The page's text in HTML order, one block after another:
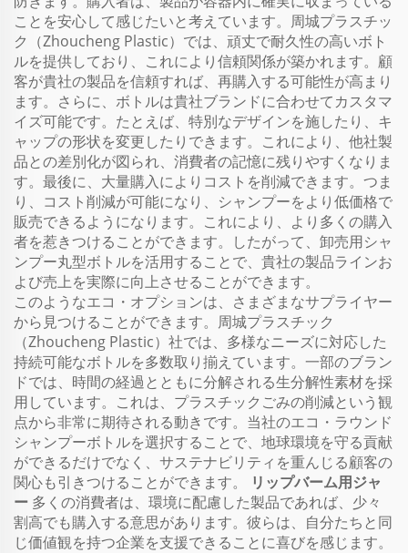
ことを安心して感じたいと考えています。周城プラスチッ
ク（Zhoucheng Plastic）では、頑丈で耐久性の高いボト
ルを提供しており、これにより信頼関係が築かれます。顧
客が貴社の製品を信頼すれば、再購入する可能性が高まり
ます。さらに、ボトルは貴社ブランドに合わせてカスタマ
イズ可能です。たとえば、特別なデザインを施したり、キ
ャップの形状を変更したりできます。これにより、他社製
品との差別化が図られ、消費者の記憶に残りやすくなりま
す。最後に、大量購入によりコストを削減できます。つま
り、コスト削減が可能になり、シャンプーをより低価格で
販売できるようになります。これにより、より多くの購入
者を惹きつけることができます。したがって、卸売用シャ
ンプー丸型ボトルを活用することで、貴社の製品ラインお
よび売上を実際に向上させることができます。
このようなエコ・オプションは、さまざまなサプライヤー
から見つけることができます。周城プラスチック
（Zhoucheng Plastic）社では、多様なニーズに対応した
持続可能なボトルを多数取り揃えています。一部のブラン
ドでは、時間の経過とともに分解される生分解性素材を採
用しています。これは、プラスチックごみの削減という観
点から非常に期待される動きです。当社のエコ・ラウンド
シャンプーボトルを選択することで、地球環境を守る貢献
ができるだけでなく、サステナビリティを重んじる顧客の
関心も引きつけることができます。
リップバーム用ジャ
ー 多くの消費者は、環境に配慮した製品であれば、少々
割高でも購入する意思があります。彼らは、自分たちと同
じ価値観を持つ企業を支援できることに喜びを感じます。